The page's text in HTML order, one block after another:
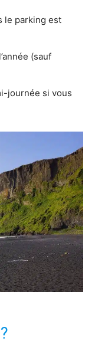
le parking est
(sauf
journée si vous